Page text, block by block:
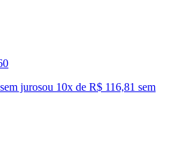
jurosou 10x de R$ 116,81 sem